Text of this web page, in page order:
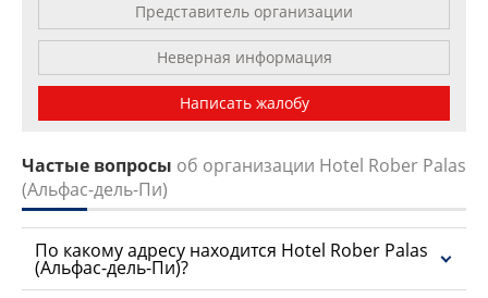
Leaflet| OSM Mapnik
Представитель организации
Неверная информация
Написать жалобу
Частые вопросы об организации Hotel Rober Palas
(Альфас-дель-Пи)
По какому адресу находится Hotel Rober Palas
(Альфас-дель-Пи)?